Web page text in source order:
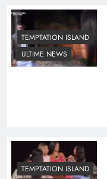
TEMPTATION ISLAND
ULTIME NEWS
TEMPTATION ISLAND